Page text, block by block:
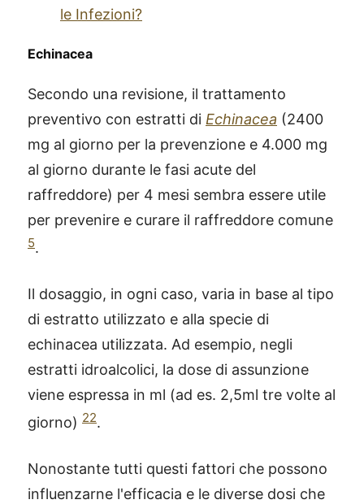
le Infezioni?
Echinacea
Secondo una revisione, il trattamento
preventivo con estratti di Echinacea (2400
mg al giorno per la prevenzione e 4.000 mg
al giorno durante le fasi acute del
raffreddore) per 4 mesi sembra essere utile
per prevenire e curare il raffreddore comune
5.
Il dosaggio, in ogni caso, varia in base al tipo
di estratto utilizzato e alla specie di
echinacea utilizzata. Ad esempio, negli
estratti idroalcolici, la dose di assunzione
viene espressa in ml (ad es. 2,5ml tre volte al
giorno) 22.
Nonostante tutti questi fattori che possono
influenzarne l'efficacia e le diverse dosi che